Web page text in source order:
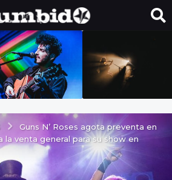
Guns N’ Roses agota preventa en
la venta general para su show en